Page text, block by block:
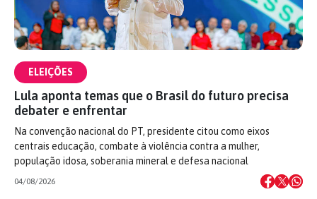
ELEIÇÕES
Lula aponta temas que o Brasil do futuro precisa
debater e enfrentar
Na convenção nacional do PT, presidente citou como eixos
centrais educação, combate à violência contra a mulher,
população idosa, soberania mineral e defesa nacional
04/08/2026